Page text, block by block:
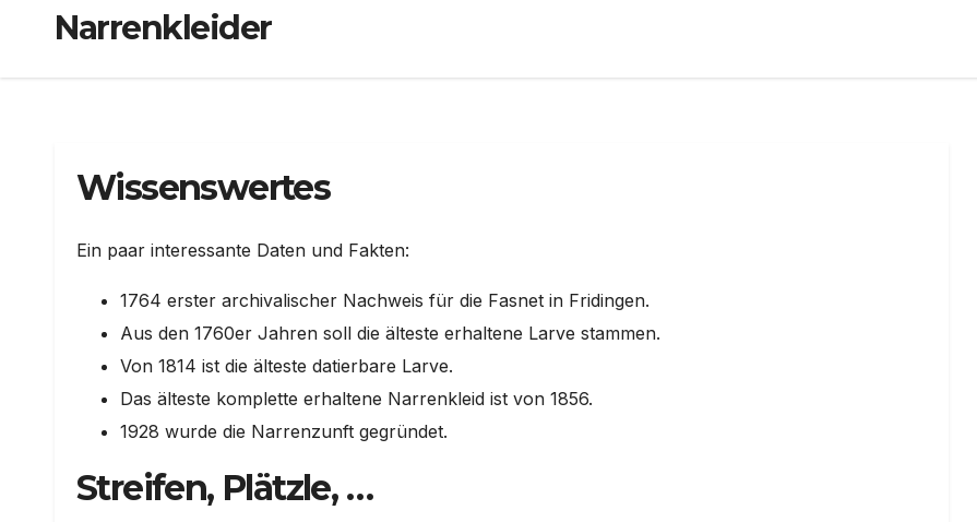
Narrenkleider
Wissenswertes
Ein paar interessante Daten und Fakten:
1764 erster archivalischer Nachweis für die Fasnet in Fridingen.
Aus den 1760er Jahren soll die älteste erhaltene Larve stammen.
Von 1814 ist die älteste datierbare Larve.
Das älteste komplette erhaltene Narrenkleid ist von 1856.
1928 wurde die Narrenzunft gegründet.
Streifen, Plätzle, …